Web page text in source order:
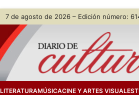
Saltar
contenido
Skip
content
7 de agosto de 2026 – Edición número:
LITERATURAMÚSICACINE Y ARTES VISUALES